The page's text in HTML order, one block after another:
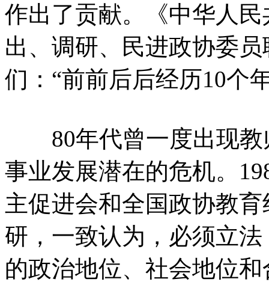
作出了贡献。《中华人
出、调研、民进政协委
们：“前前后后经历10个
80年代曾一度出现教
事业发展潜在的危机。
主促进会和全国政协教
研，一致认为，必须立
的政治地位、社会地位